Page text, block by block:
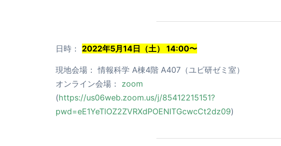
日時： 2022年5月14日（土） 14:00〜
現地会場： 情報科学 A棟4階 A407（ユビ研ゼミ室）
オンライン会場： zoom
(https://us06web.zoom.us/j/85412215151?
pwd=eE1YeTlOZ2ZVRXdPOENITGcwcCt2dz09)